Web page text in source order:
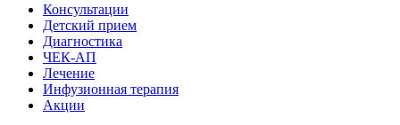
Консультации
Детский прием
Диагностика
ЧЕК-АП
Лечение
Инфузионная терапия
Акции